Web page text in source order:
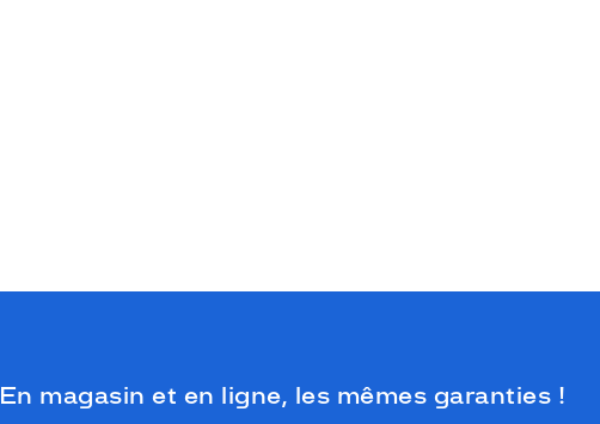
En magasin et en ligne, les mêmes garanties !